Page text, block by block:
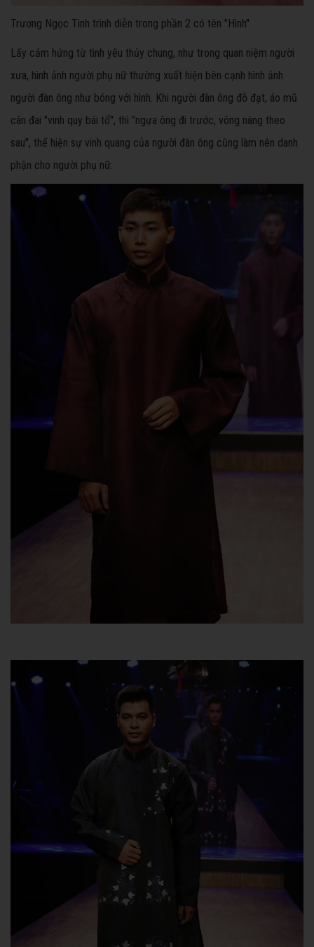
Trương Ngọc Tình trình diễn trong phần 2 có tên "Hình"
Lấy cảm hứng từ tình yêu thủy chung, như trong quan niệm người
xưa, hình ảnh người phụ nữ thường xuất hiện bên cạnh hình ảnh
người đàn ông như bóng với hình. Khi người đàn ông đỗ đạt, áo mũ
cân đai "vinh quy bái tổ", thì "ngựa ông đi trước, võng nàng theo
sau", thể hiện sự vinh quang của người đàn ông cũng làm nên danh
phận cho người phụ nữ.